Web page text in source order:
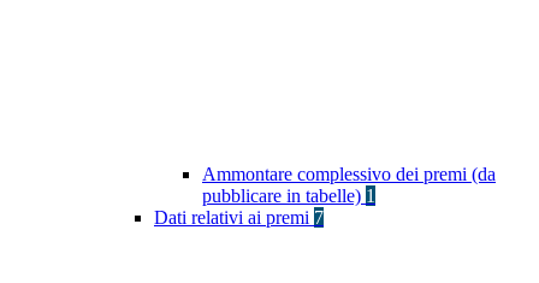
Ammontare complessivo dei premi (da
pubblicare in tabelle) 1
Dati relativi ai premi 7